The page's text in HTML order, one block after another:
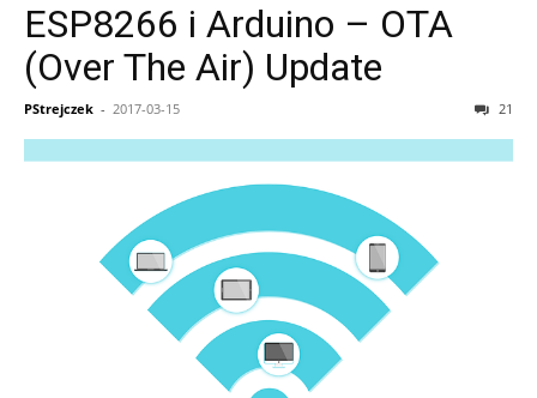
ESP8266 i Arduino – OTA
(Over The Air) Update
PStrejczek - 2017-03-15 21